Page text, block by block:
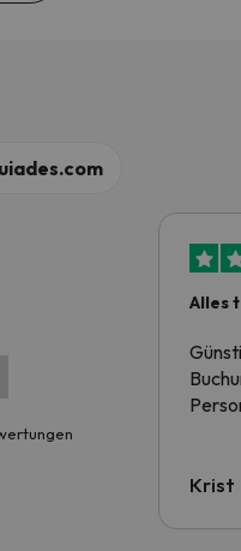
Alles
Krist